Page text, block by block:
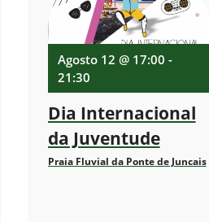
Agosto 12 @ 17:00 -
21:30
Dia Internacional
da Juventude
Praia Fluvial da Ponte de Juncais